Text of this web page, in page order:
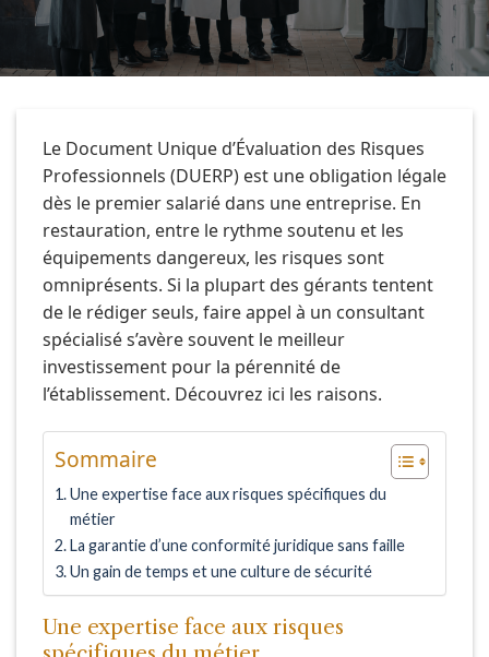
Le Document Unique d’Évaluation des Risques
Professionnels (DUERP) est une obligation légale
dès le premier salarié dans une entreprise. En
restauration, entre le rythme soutenu et les
équipements dangereux, les risques sont
omniprésents. Si la plupart des gérants tentent
de le rédiger seuls, faire appel à un consultant
spécialisé s’avère souvent le meilleur
investissement pour la pérennité de
l’établissement. Découvrez ici les raisons.
Sommaire
Une expertise face aux risques spécifiques du
métier
La garantie d’une conformité juridique sans faille
Un gain de temps et une culture de sécurité
Une expertise face aux risques